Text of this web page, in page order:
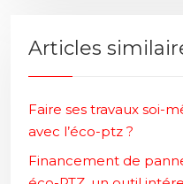
Articles
Faire ses travaux soi-
avec l’éco-ptz ?
Financement de